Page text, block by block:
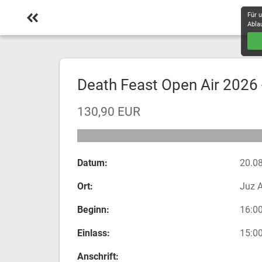
Death Feast Open Air
130,90 EUR
Datum:
Ort: Juz
Beginn:
Einlass:
Anschrift:
Für